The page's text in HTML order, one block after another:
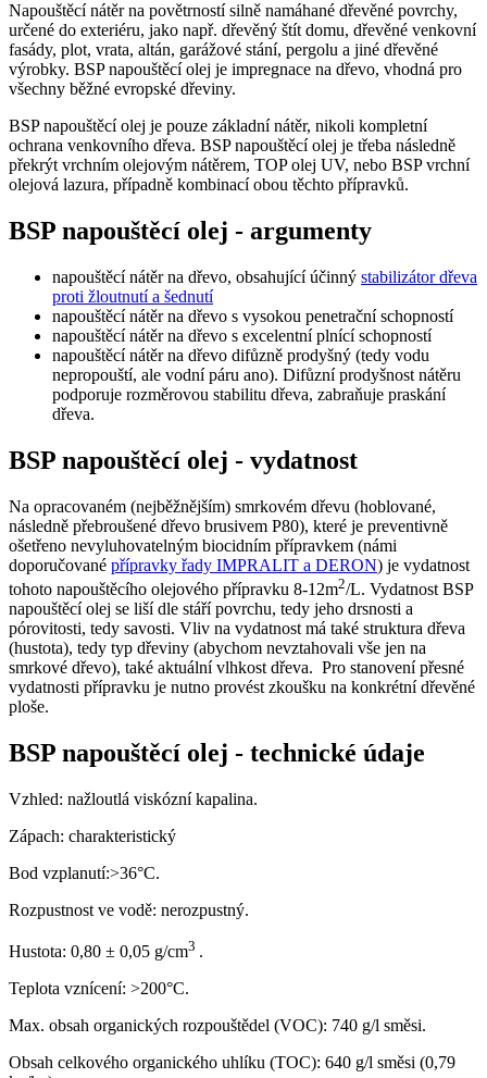
Napouštěcí nátěr na povětrností silně namáhané dřevěné povrchy,
určené do exteriéru, jako např. dřevěný štít domu, dřevěné venkovní
fasády, plot, vrata, altán, garážové stání, pergolu a jiné dřevěné
výrobky. BSP napouštěcí olej je impregnace na dřevo, vhodná pro
všechny běžné evropské dřeviny.
BSP napouštěcí olej je pouze základní nátěr, nikoli kompletní
ochrana venkovního dřeva. BSP napouštěcí olej je třeba následně
překrýt vrchním olejovým nátěrem, TOP olej UV, nebo BSP vrchní
olejová lazura, případně kombinací obou těchto přípravků.
BSP napouštěcí olej - argumenty
napouštěcí nátěr na dřevo, obsahující účinný stabilizátor dřeva
proti žloutnutí a šednutí
napouštěcí nátěr na dřevo s vysokou penetrační schopností
napouštěcí nátěr na dřevo s excelentní plnící schopností
napouštěcí nátěr na dřevo difůzně prodyšný (tedy vodu
nepropouští, ale vodní páru ano). Difůzní prodyšnost nátěru
podporuje rozměrovou stabilitu dřeva, zabraňuje praskání
dřeva.
BSP napouštěcí olej - vydatnost
Na opracovaném (nejběžnějším) smrkovém dřevu (hoblované,
následně přebroušené dřevo brusivem P80), které je preventivně
ošetřeno nevyluhovatelným biocidním přípravkem (námi
doporučované přípravky řady IMPRALIT a DERON) je vydatnost
tohoto napouštěcího olejového přípravku 8-12m2/L. Vydatnost BSP
napouštěcí olej se liší dle stáří povrchu, tedy jeho drsnosti a
pórovitosti, tedy savosti. Vliv na vydatnost má také struktura dřeva
(hustota), tedy typ dřeviny (abychom nevztahovali vše jen na
smrkové dřevo), také aktuální vlhkost dřeva. Pro stanovení přesné
vydatnosti přípravku je nutno provést zkoušku na konkrétní dřevěné
ploše.
BSP napouštěcí olej - technické údaje
Vzhled: nažloutlá viskózní kapalina.
Zápach: charakteristický
Bod vzplanutí:>36°C.
Rozpustnost ve vodě: nerozpustný.
Hustota: 0,80 ± 0,05 g/cm3 .
Teplota vznícení: >200°C.
Max. obsah organických rozpouštědel (VOC): 740 g/l směsi.
Obsah celkového organického uhlíku (TOC): 640 g/l směsi (0,79